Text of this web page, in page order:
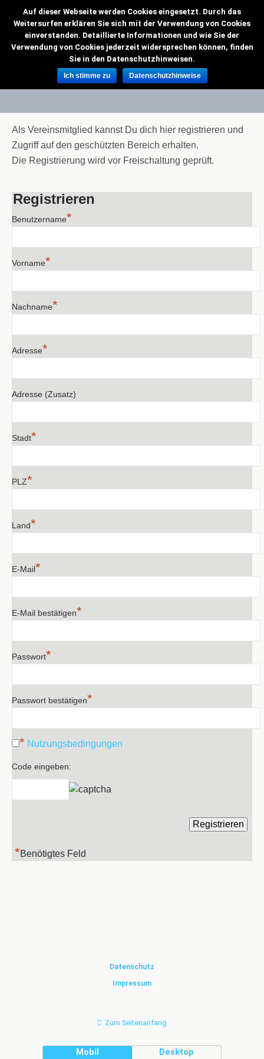
VMC Grenzflieger
Registrierung
Als Vereinsmitglied kannst Du dich hier registrieren und
Zugriff auf den geschützten Bereich erhalten.
Die Registrierung wird vor Freischaltung geprüft.
Registrieren
Benutzername*
Vorname*
Nachname*
Adresse*
Adresse (Zusatz)
Stadt*
PLZ*
Land*
E-Mail*
E-Mail bestätigen*
Passwort*
Passwort bestätigen*
* Nutzungsbedingungen
Code eingeben:
*Benötigtes Feld
Datenschutz
Impressum
Auf dieser Webseite werden Cookies eingesetzt. Durch das
Weitersurfen erklären Sie sich mit der Verwendung von Cookies
einverstanden. Detaillierte Informationen und wie Sie der
Verwendung von Cookies jederzeit widersprechen können, finden
Sie in den Datenschutzhinweisen.
Ich stimme zu Datenschutzhinweise
Zum Seitenanfang
Mobil Desktop